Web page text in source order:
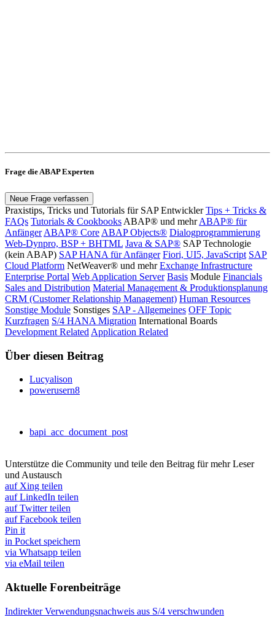
Frage die ABAP Experten
Neue Frage verfassen
Praxistips, Tricks und Tutorials für SAP Entwickler Tips + Tricks &
FAQs Tutorials & Cookbooks ABAP® und mehr ABAP® für
Anfänger ABAP® Core ABAP Objects® Dialogprogrammierung
Web-Dynpro, BSP + BHTML Java & SAP® SAP Technologie
(kein ABAP) SAP HANA für Anfänger Fiori, UI5, JavaScript SAP
Cloud Platform NetWeaver® und mehr Exchange Infrastructure
Enterprise Portal Web Application Server Basis Module Financials
Sales and Distribution Material Management & Produktionsplanung
CRM (Customer Relationship Management) Human Resources
Sonstige Module Sonstiges SAP - Allgemeines OFF Topic
Kurzfragen S/4 HANA Migration International Boards
Development Related Application Related
Über diesen Beitrag
Lucyalison
powerusern8
bapi_acc_document_post
Unterstütze die Community und teile den Beitrag für mehr Leser
und Austausch
auf Xing teilen
auf LinkedIn teilen
auf Twitter teilen
auf Facebook teilen
Pin it
in Pocket speichern
via Whatsapp teilen
via eMail teilen
Aktuelle Forenbeiträge
Indirekter Verwendungsnachweis aus S/4 verschwunden